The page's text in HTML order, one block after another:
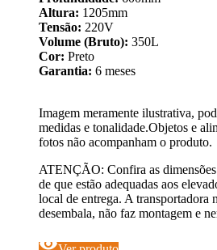
Altura: 1205mm
Tensão: 220V
Volume (Bruto): 350L
Cor: Preto
Garantia: 6 meses
Imagem meramente ilustrativa,
medidas e tonalidade.Objetos e
fotos não acompanham o produto.
ATENÇÃO: Confira as
de que estão adequadas aos
local de entrega. A transportadora
desembala, não faz montagem e
visibility